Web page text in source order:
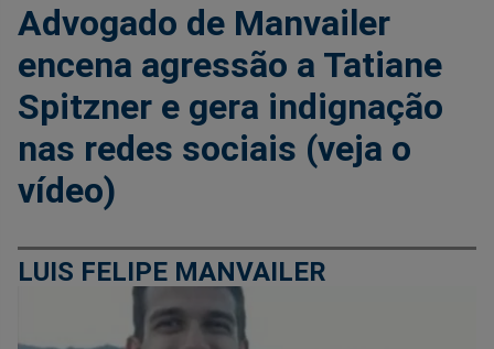
Advogado de Manvailer
encena agressão a Tatiane
Spitzner e gera indignação
nas redes sociais (veja o
vídeo)
LUIS FELIPE MANVAILER